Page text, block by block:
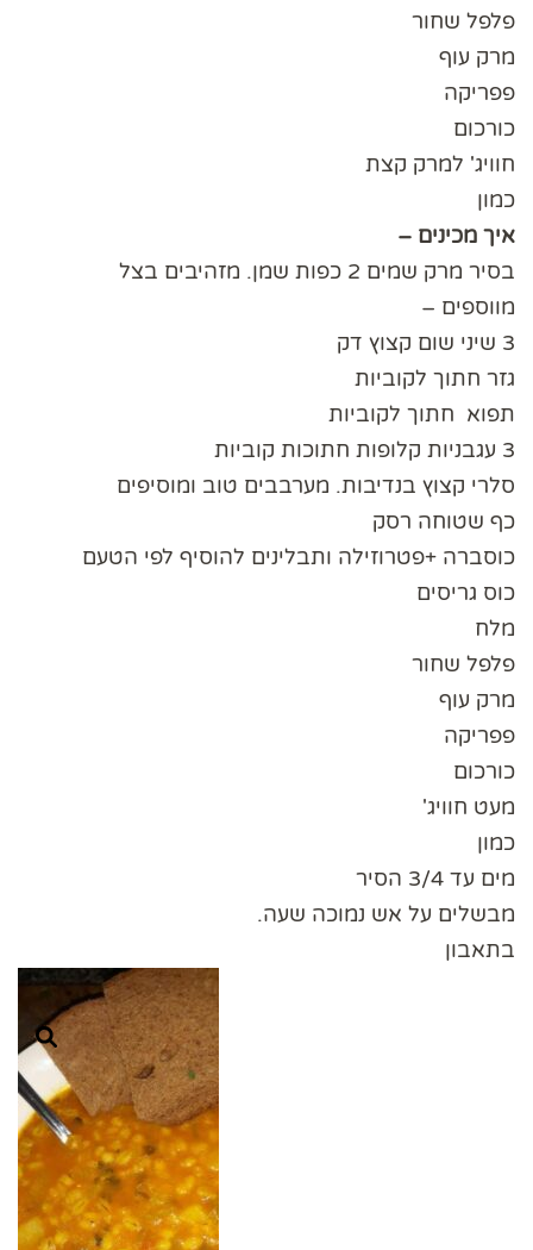
פלפל שחור
מרק עוף
פפריקה
כורכום
חוויג' למרק קצת
כמון
איך מכינים –
בסיר מרק שמים 2 כפות שמן. מזהיבים בצל
מווספים –
3 שיני שום קצוץ דק
גזר חתוך לקוביות
תפוא חתוך לקוביות
3 עגבניות קלופות חתוכות קוביות
סלרי קצוץ בנדיבות. מערבבים טוב ומוסיפים
כף שטוחה רסק
כוסברה +פטרוזילה ותבלינים להוסיף לפי הטעם
כוס גריסים
מלח
פלפל שחור
מרק עוף
פפריקה
כורכום
מעט חוויג'
כמון
מים עד 3/4 הסיר
מבשלים על אש נמוכה שעה.
בתאבון